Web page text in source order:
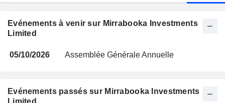
Evénements à venir sur Mirrabooka Investments
Limited
05/10/2026 Assemblée Générale Annuelle
Evénements passés sur Mirrabooka Investments
Limited